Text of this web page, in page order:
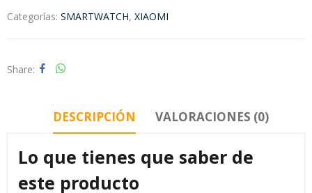
Categorías: SMARTWATCH, XIAOMI
Share
DESCRIPCIÓN VALORACIONES (0)
Lo que tienes que saber de
este producto